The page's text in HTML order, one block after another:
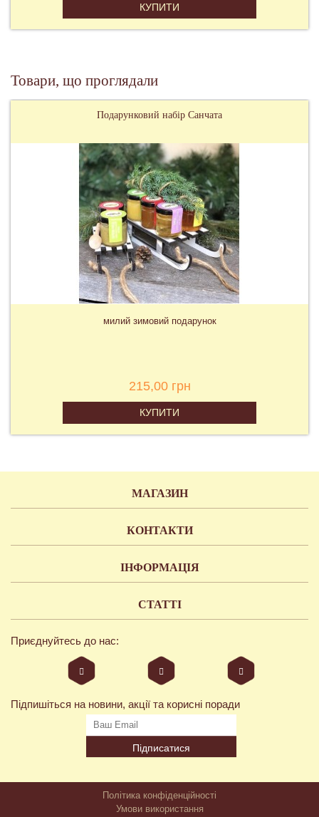
КУПИТИ
Товари, що проглядали
Подарунковий набір Санчата
милий зимовий подарунок
215,00 грн
КУПИТИ
МАГАЗИН
КОНТАКТИ
ІНФОРМАЦІЯ
СТАТТІ
Приєднуйтесь до нас:
Підпишіться на новини, акції та корисні поради
Підписатися
Політика конфіденційності
Умови використання